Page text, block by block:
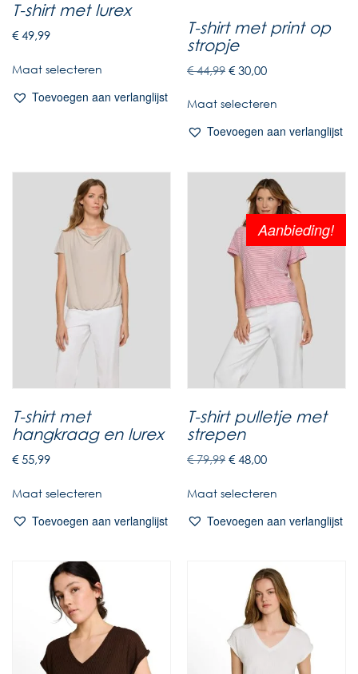
T-shirt met lurex
€49,99
Maat selecteren
Toevoegen aan verlanglijst
T-shirt met print op
stropje
€44,99 € 30,00
Maat selecteren
Toevoegen aan verlanglijst
T-shirt met
hangkraag en lurex
€55,99
Maat selecteren
Toevoegen aan verlanglijst
Aanbieding!
T-shirt pulletje met
strepen
€79,99 €48,00
Maat selecteren
Toevoegen aan verlanglijst